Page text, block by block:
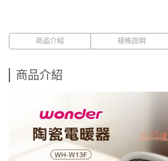
商品介紹 規格說明
商品介紹